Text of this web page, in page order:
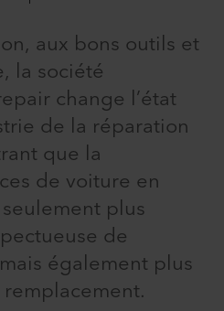
aux bons outils et
la société
change l’état
de la réparation
que la
de voiture en
plus
de
également plus